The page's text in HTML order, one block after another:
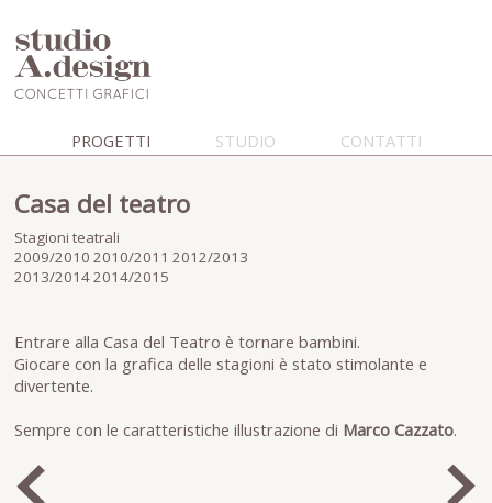
PROGETTI STUDIO CONTATTI
Casa del teatro
Stagioni teatrali
2009/2010 2010/2011 2012/2013
2013/2014 2014/2015
Entrare alla Casa del Teatro è tornare bambini.
Giocare con la grafica delle stagioni è stato stimolante e
divertente.
Sempre con le caratteristiche illustrazione di Marco Cazzato.